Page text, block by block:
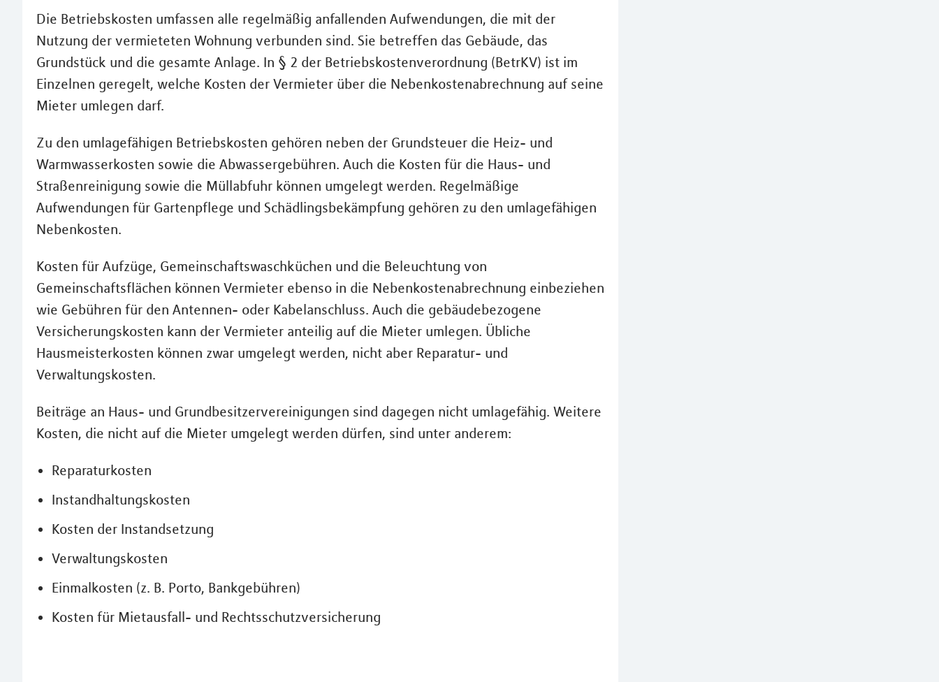
Die Betriebskosten umfassen alle regelmäßig anfallenden Aufwendungen, die mit der
Nutzung der vermieteten Wohnung verbunden sind. Sie betreffen das Gebäude, das
Grundstück und die gesamte Anlage. In § 2 der Betriebskostenverordnung (BetrKV) ist im
Einzelnen geregelt, welche Kosten der Vermieter über die Nebenkostenabrechnung auf seine
Mieter umlegen darf.
Zu den umlagefähigen Betriebskosten gehören neben der Grundsteuer die Heiz- und
Warmwasserkosten sowie die Abwassergebühren. Auch die Kosten für die Haus- und
Straßenreinigung sowie die Müllabfuhr können umgelegt werden. Regelmäßige
Aufwendungen für Gartenpflege und Schädlingsbekämpfung gehören zu den umlagefähigen
Nebenkosten.
Kosten für Aufzüge, Gemeinschaftswaschküchen und die Beleuchtung von
Gemeinschaftsflächen können Vermieter ebenso in die Nebenkostenabrechnung einbeziehen
wie Gebühren für den Antennen- oder Kabelanschluss. Auch die gebäudebezogene
Versicherungskosten kann der Vermieter anteilig auf die Mieter umlegen. Übliche
Hausmeisterkosten können zwar umgelegt werden, nicht aber Reparatur- und
Verwaltungskosten.
Beiträge an Haus- und Grundbesitzervereinigungen sind dagegen nicht umlagefähig. Weitere
Kosten, die nicht auf die Mieter umgelegt werden dürfen, sind unter anderem:
Reparaturkosten
Instandhaltungskosten
Kosten der Instandsetzung
Verwaltungskosten
Einmalkosten (z. B. Porto, Bankgebühren)
Kosten für Mietausfall- und Rechtsschutzversicherung